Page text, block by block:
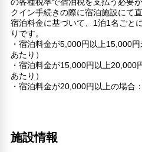
クイン手続きの際に宿泊施設にて
宿泊料金に基づいて、1泊1名ごと
りです。
・宿泊料金が5,000円以上15,000
あたり）
・宿泊料金が15,000円以上20,000
あたり）
・宿泊料金が20,000円以上の場合
施設情報